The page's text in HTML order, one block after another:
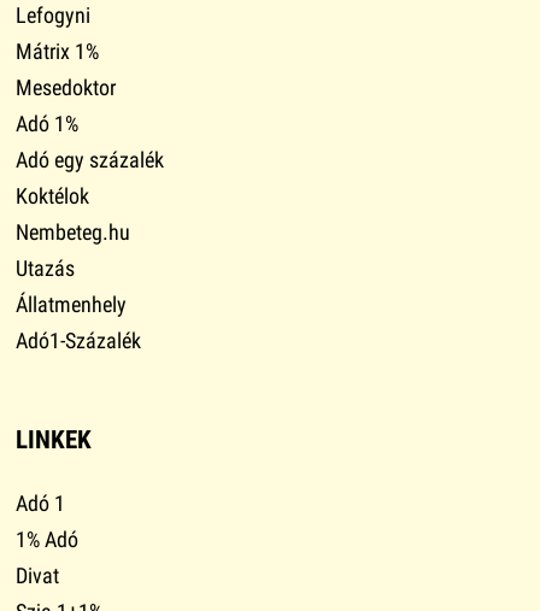
Lefogyni
Mátrix 1%
Mesedoktor
Adó 1%
Adó egy százalék
Koktélok
Nembeteg.hu
Utazás
Állatmenhely
Adó1-Százalék
LINKEK
Adó 1
1% Adó
Divat